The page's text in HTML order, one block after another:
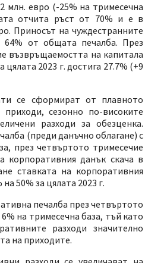
млн. евро (-25% на тримесечна
отчита ръст от 70% и е в
Приносът на чуждестранните
от общата печалба. През
възвръщаемостта на капитала
цялата 2023 г. достига 27.7% (+9
се сформират от плавното
сезонно по-високите
разходи за обезценка.
(преди данъчно облагане) с
през четвъртото тримесечие
корпоративния данък скача в
ставката на корпоративния
50% за цялата 2023 г.
печалба през четвъртото
на тримесечна база, тъй като
разходи значително
на приходите.